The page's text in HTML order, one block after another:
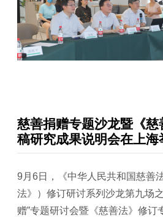
慈善捐赠专题沙龙暨《慈
稿研究成果说明会在上海
9月6日，《中华人民共和国慈善
法》）修订研讨系列沙龙第九场
赠”专题研讨会暨《慈善法》修订